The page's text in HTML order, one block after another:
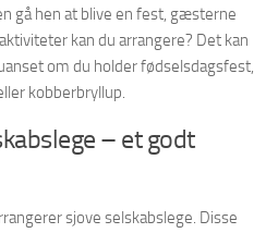
gå hen at blive en fest, gæsterne
kan du arrangere? Det kan
om du holder fødselsdagsfest,
kobberbryllup.
– et godt
sjove selskabslege. Disse